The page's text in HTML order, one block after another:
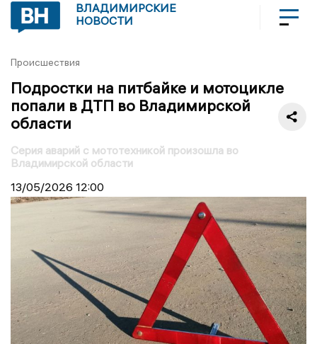
ВЛАДИМИРСКИЕ
НОВОСТИ
Происшествия
Подростки на питбайке и мотоцикле
попали в ДТП во Владимирской
области
Серия аварий с мототехникой произошла во
Владимирской области
13/05/2026 12:00